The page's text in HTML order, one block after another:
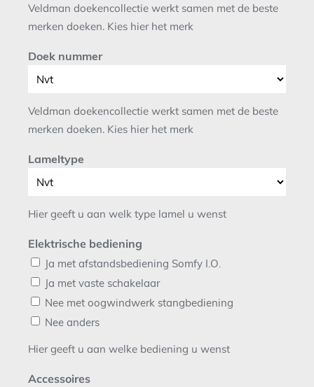
Veldman doekencollectie werkt samen met de beste
merken doeken. Kies hier het merk
Doek nummer
Veldman doekencollectie werkt samen met de beste
merken doeken. Kies hier het merk
Lameltype
Hier geeft u aan welk type lamel u wenst
Elektrische bediening
Ja met afstandsbediening Somfy I.O.
Ja met vaste schakelaar
Nee met oogwindwerk stangbediening
Nee anders
Hier geeft u aan welke bediening u wenst
Accessoires